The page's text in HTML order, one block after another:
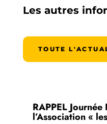
Les autres
TOUTE
RAPPEL
l’Association «